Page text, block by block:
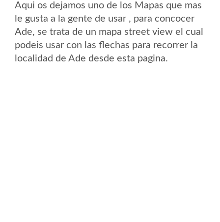
Aqui os dejamos uno de los Mapas que mas
le gusta a la gente de usar , para concocer
Ade, se trata de un mapa street view el cual
podeis usar con las flechas para recorrer la
localidad de Ade desde esta pagina.